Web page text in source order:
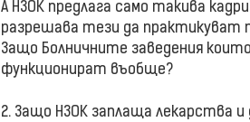
А НЗОК предлага само такива
разрешава тези да практикуват
Защо Болничните заведения
функционират въобще?
2. Защо НЗОК заплаща лекарства и